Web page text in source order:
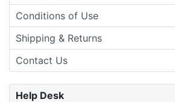
Conditions of Use
Shipping & Returns
Contact Us
Help Desk